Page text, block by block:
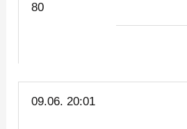
80
09.06. 20:01